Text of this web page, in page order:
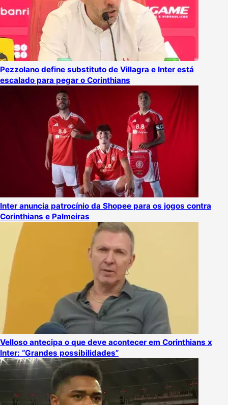
Pezzolano define substituto de Villagra e Inter está
escalado para pegar o Corinthians
Inter anuncia patrocínio da Shopee para os jogos contra
Corinthians e Palmeiras
Velloso antecipa o que deve acontecer em Corinthians x
Inter: “Grandes possibilidades”